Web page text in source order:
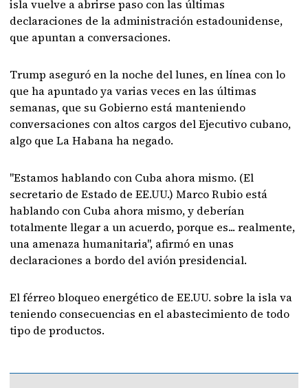
isla vuelve a abrirse paso con las últimas
declaraciones de la administración estadounidense,
que apuntan a conversaciones.
Trump aseguró en la noche del lunes, en línea con lo
que ha apuntado ya varias veces en las últimas
semanas, que su Gobierno está manteniendo
conversaciones con altos cargos del Ejecutivo cubano,
algo que La Habana ha negado.
"Estamos hablando con Cuba ahora mismo. (El
secretario de Estado de EE.UU.) Marco Rubio está
hablando con Cuba ahora mismo, y deberían
totalmente llegar a un acuerdo, porque es... realmente,
una amenaza humanitaria", afirmó en unas
declaraciones a bordo del avión presidencial.
El férreo bloqueo energético de EE.UU. sobre la isla va
teniendo consecuencias en el abastecimiento de todo
tipo de productos.